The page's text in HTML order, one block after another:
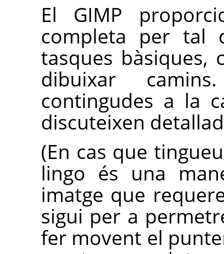
El GIMP
completa per tal
tasques bàsiques,
dibuixar
contingudes a la
discuteixen
(En cas que
lingo és una
imatge que
sigui per a
fer movent el